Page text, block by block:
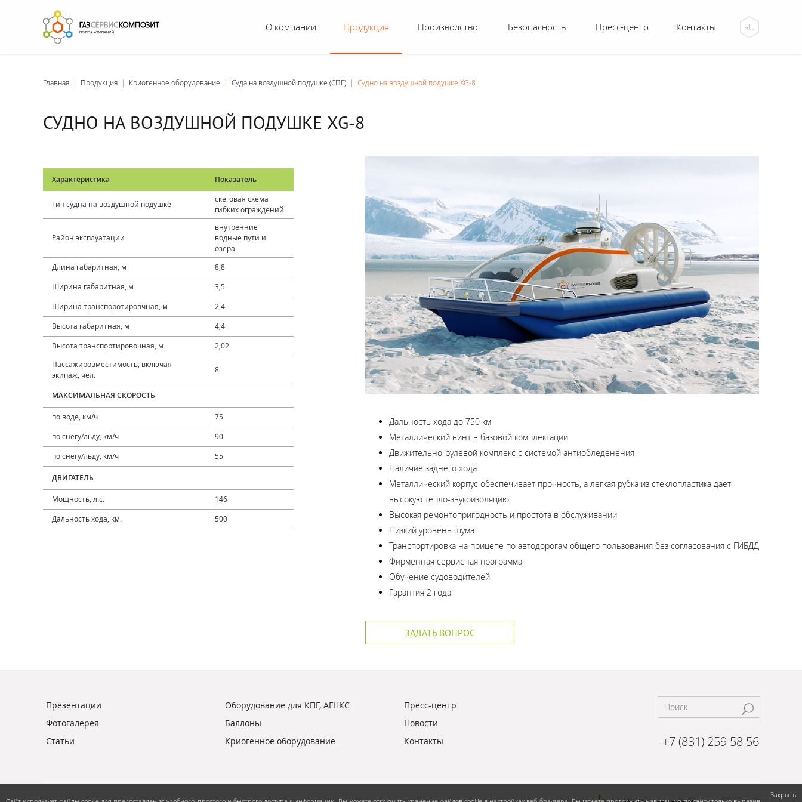
Главная | Продукция | Криогенное оборудование | Суда на воздушной подушке (СПГ) | Судно на воздушной подушке XG-8
СУДНО НА ВОЗДУШНОЙ ПОДУШКЕ XG-8
Характеристика Показатель
Тип судна на воздушной подушке
скеговая схема
гибких ограждений
Район эксплуатации
внутренние
водные пути и
озера
Длина габаритная, м
8,8
Ширина габаритная, м
3,5
Ширина транспоротировчная, м
2,4
Высота габаритная, м
4,4
Высота транспортировочная, м
2,02
Пассажировместимость, включая
экипаж, чел.
8
МАКСИМАЛЬНАЯ СКОРОСТЬ
по воде, км/ч
75
по снегу/льду, км/ч
90
по снегу/льду, км/ч
55
ДВИГАТЕЛЬ
Мощность, л.с.
146
Дальность хода, км.
500
Дальность хода до 750 км
Металлический винт в базовой комплектации
Движительно-рулевой комплекс с системой антиобледенения
Наличие заднего хода
Металлический корпус обеспечивает прочность, а легкая рубка из стеклопластика дает
высокую тепло-звукоизоляцию
Высокая ремонтопригодность и простота в обслуживании
Низкий уровень шума
Транспортировка на прицепе по автодорогам общего пользования без согласования с ГИБДД
Фирменная сервисная программа
Обучение судоводителей
Гарантия 2 года
ЗАДАТЬ ВОПРОС
Презентации
Фотогалерея
Статьи
Оборудование для КПГ, АГНКС
Баллоны
Криогенное оборудование
Пресс-центр
Новости
Контакты
+7 (831) 259 58 56
RU
О компании Продукция Производство Безопасность Пресс-центр Контакты
Закрыть